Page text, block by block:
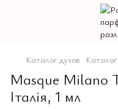
Каталог духов
Masque Milano
Італія, 1 мл